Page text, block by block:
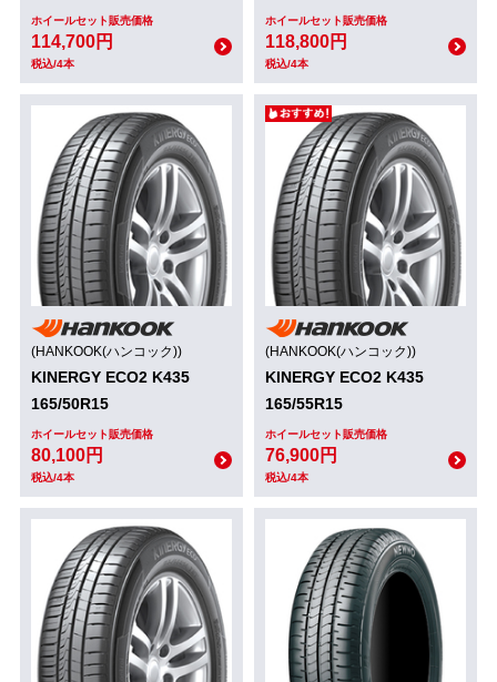
ホイールセット販売価格
114,700円
税込/4本
ホイールセット販売価格
118,800円
税込/4本
(HANKOOK(ハンコック))
KINERGY ECO2 K435
165/50R15
ホイールセット販売価格
80,100円
税込/4本
(HANKOOK(ハンコック))
KINERGY ECO2 K435
165/55R15
ホイールセット販売価格
76,900円
税込/4本